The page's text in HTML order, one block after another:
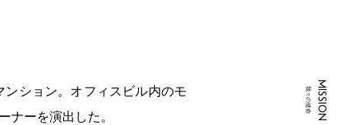
MISSION
我々の使命
ション。オフィスビル内のモ
ナーを演出した。